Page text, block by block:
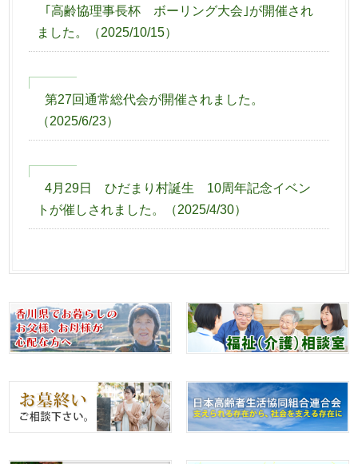
｢高齢協理事長杯 ボーリング大会｣が開催され
ました。
（2025/10/15）
第27回通常総代会が開催されました。
（2025/6/23）
4月29日 ひだまり村誕生 10周年記念イベン
トが催しされました。
（2025/4/30）